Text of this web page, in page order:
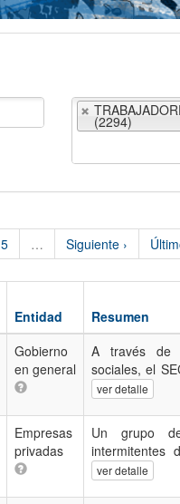
(2294)
5 … Siguiente ›
Entidad
Resumen
Gobierno
en general
A través de
sociales, el
ver detalle
Empresas
privadas
Un grupo
intermitentes
ver detalle